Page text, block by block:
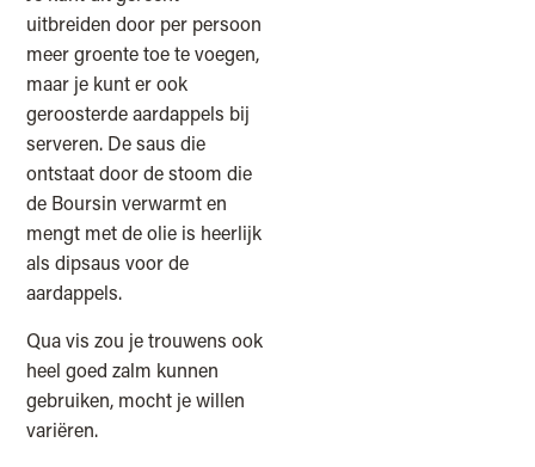
uitbreiden door per persoon
meer groente toe te voegen,
maar je kunt er ook
geroosterde aardappels bij
serveren. De saus die
ontstaat door de stoom die
de Boursin verwarmt en
mengt met de olie is heerlijk
als dipsaus voor de
aardappels.
Qua vis zou je trouwens ook
heel goed zalm kunnen
gebruiken, mocht je willen
variëren.